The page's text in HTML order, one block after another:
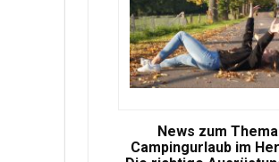
News zum Thema
Campingurlaub im